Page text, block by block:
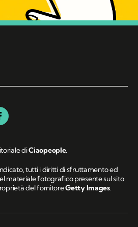
diCiaopeople.
tutti i diritti di sfruttamento ed
materiale fotografico presente sul sito
del fornitoreGetty Images.